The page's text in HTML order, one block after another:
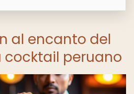
al encanto del
peruano